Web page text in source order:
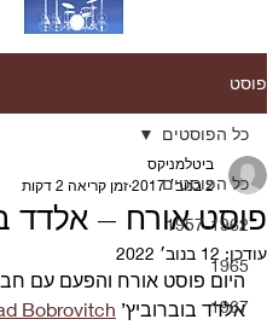
פוסט
כל הפוסטים
1957-1962
1965
1967
כל הפוסטים
פוסט אורח – אלדד
ביטלמניקס
2 בנוב׳ 2017
זמן קריאה 2 דקות
עודכן: 12 בנוב׳ 2022
היום פוסט אורח והפעם עם
אלדד בוברוביץ’ Bobrovitch